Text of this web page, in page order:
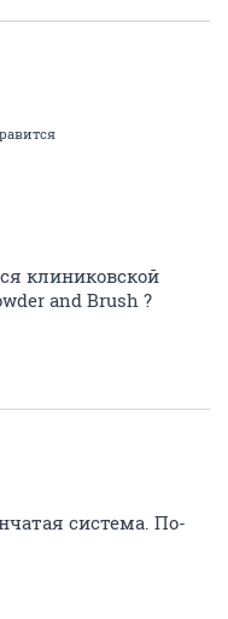
клиниковской
and Brush ?
система. По-